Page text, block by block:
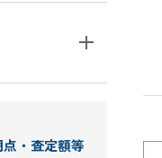
・査定額等